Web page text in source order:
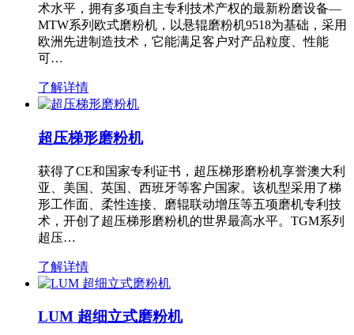
术水平，拥有多项自主专利技术产权的最新粉磨设备—
MTW系列欧式磨粉机，以悬辊磨粉机9518为基础，采用
欧洲先进制造技术，它能满足客户对产品粒度、性能
可…
了解详情
超压梯形磨粉机
获得了CE和国家专利证书，超压梯形磨粉机享誉澳大利
亚、美国、英国、西班牙等客户国家。该机型采用了梯
形工作面、柔性连接、磨辊联动增压等五项磨机专利技
术，开创了超压梯形磨粉机的世界最高水平。TGM系列
超压…
了解详情
LUM 超细立式磨粉机